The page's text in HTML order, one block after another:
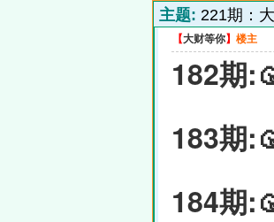
主题: 221期：
【大财等你】 楼主
182期
183期
184期